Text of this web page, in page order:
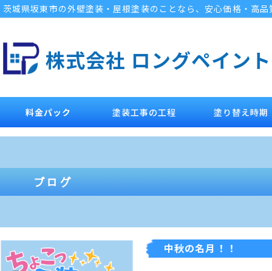
茨城県坂東市の外壁塗装・屋根塗装のことなら、安心価格・高
株式会社 ロングペイント
料金パック 塗装工事の工程 塗り替え時期
中秋の名月！！